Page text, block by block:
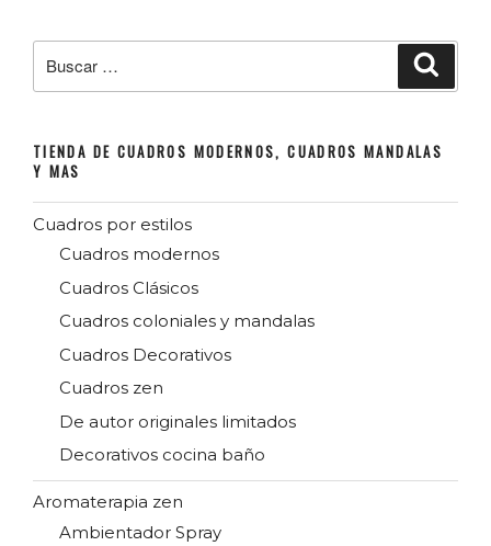
por:
TIENDA DE CUADROS MODERNOS, CUADROS MANDALAS
Y MAS
Cuadros por estilos
Cuadros modernos
Cuadros Clásicos
Cuadros coloniales y mandalas
Cuadros Decorativos
Cuadros zen
De autor originales limitados
Decorativos cocina baño
Aromaterapia zen
Ambientador Spray